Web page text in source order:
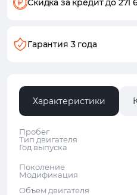
Скидка за кредитдо 271
Гарантия 3 года
Характеристики
Пробег
Тип двигателя
Год выпуска
Поколение
Модификация
Объем двигателя